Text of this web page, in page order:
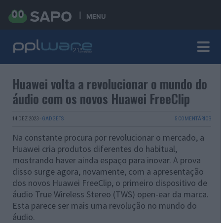
MENU
Huawei volta a revolucionar o mundo do
áudio com os novos Huawei FreeClip
14 DEZ 2023 · GADGETS 5 COMENTÁRIOS
Na constante procura por revolucionar o mercado, a
Huawei cria produtos diferentes do habitual,
mostrando haver ainda espaço para inovar. A prova
disso surge agora, novamente, com a apresentação
dos novos Huawei FreeClip, o primeiro dispositivo de
áudio True Wireless Stereo (TWS) open-ear da marca.
Esta parece ser mais uma revolução no mundo do
áudio.